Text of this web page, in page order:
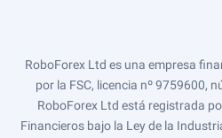
RoboForex Ltd es una empresa
por la FSC, licencia nº 9759600,
RoboForex Ltd está registrada
Financieros bajo la Ley de la